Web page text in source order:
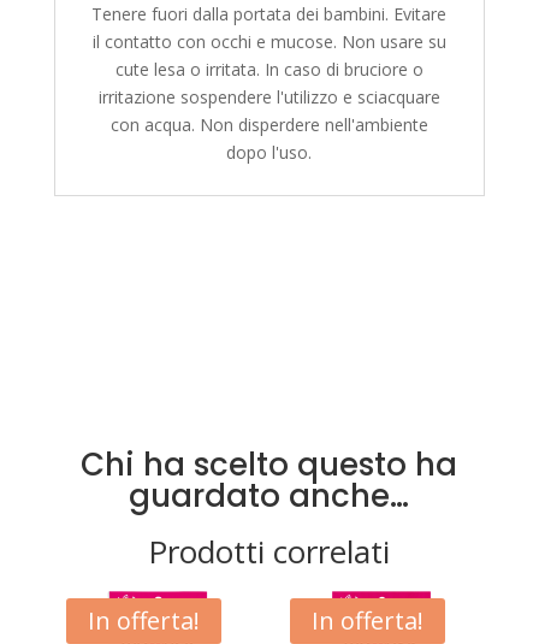
Tenere fuori dalla portata dei bambini. Evitare
il contatto con occhi e mucose. Non usare su
cute lesa o irritata. In caso di bruciore o
irritazione sospendere l'utilizzo e sciacquare
con acqua. Non disperdere nell'ambiente
dopo l'uso.
Chi ha scelto questo ha
guardato anche…
Prodotti correlati
In offerta! In offerta!